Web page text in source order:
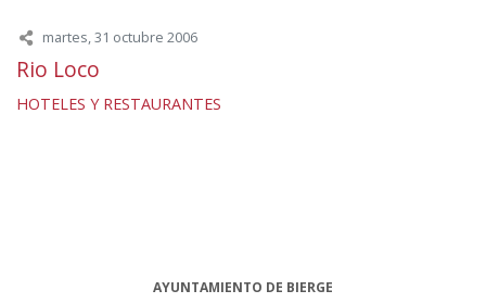
martes, 31 octubre 2006
Rio Loco
HOTELES Y RESTAURANTES
AYUNTAMIENTO DE BIERGE